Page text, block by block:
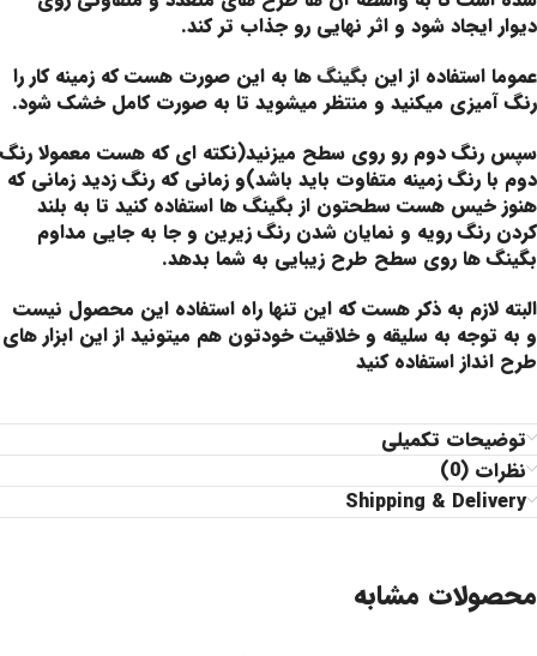
دیوار ایجاد شود و اثر نهایی رو جذاب تر کند.
عموما استفاده از این بگینگها به این صورت هست که زمینه کار را
رنگ آمیزی میکنید و منتظر میشوید تا به صورت کامل خشک شود.
سپس رنگ دوم رو روی سطح میزنید(نکته ای که هست معمولا رنگ
دوم با رنگ زمینه متفاوت باید باشد)و زمانی که رنگ زدید زمانی که
هنوز خیس هست سطحتون از بگینگ ها استفاده کنید تا به بلند
کردن رنگ رویه و نمایان شدن رنگ زیرین و جا به جایی مداوم
بگینگ ها روی سطح طرح زیبایی به شما بدهد.
البته لازم به ذکر هست که این تنها راه استفاده این محصول نیست
و به توجه به سلیقه و خلاقیت خودتون هم میتونید از این ابزار های
طرح انداز استفاده کنید
توضیحات تکمیلی
نظرات (0)
Shipping & Delivery
محصولات مشابه